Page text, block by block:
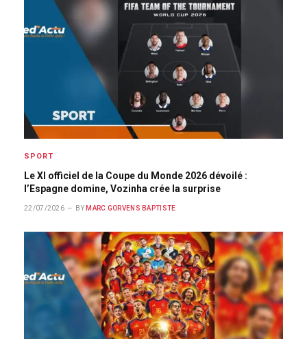
SPORT
Le XI officiel de la Coupe du Monde 2026 dévoilé :
l’Espagne domine, Vozinha crée la surprise
22/07/2026 BY MARC GORVENS BAPTISTE